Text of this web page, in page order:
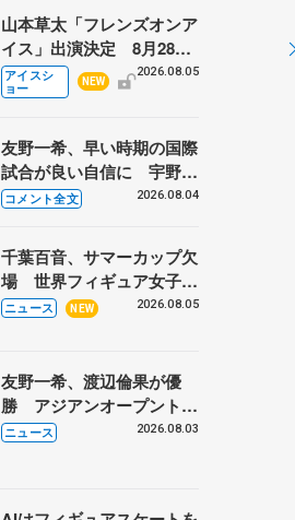
山本草太「フレンズオンア
イス」出演決定 8月28日
（金）2公演のみ 荒川静
香さんプロデュース、20
アイスシ
ョー
NEW
2026.08.05
友野一希、早い時期の国際
試合が良い自信に 宇野昌
磨の現役復帰に思っている
トロフィーフリー】
コメント全文 2026.08.04
千葉百音、サマーカップ欠
場 世界フィギュア女子2
位
ニュース NEW 2026.08.05
友野一希、渡辺倫果が優
勝 アジアンオープントロ
フィー
ニュース 2026.08.03